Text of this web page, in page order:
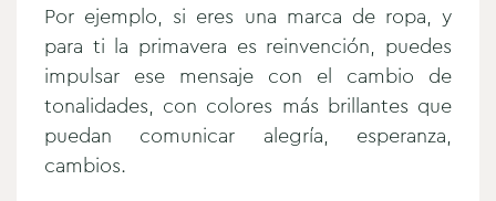
Por ejemplo, si eres una marca de ropa, y
para ti la primavera es reinvención, puedes
impulsar ese mensaje con el cambio de
tonalidades, con colores más brillantes que
puedan comunicar alegría, esperanza,
cambios.